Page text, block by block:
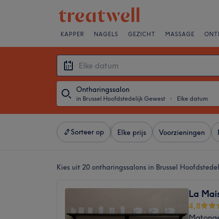
KAPPER NAGELS GEZICHT MASSAGE
Ontharingssalon
in Brussel Hoofdstedelijk Gewest ・ Elke datum
Sorteer op Elke prijs Voorzieningen
Kies uit 20 ontharingssalons in Brussel
La
4,8